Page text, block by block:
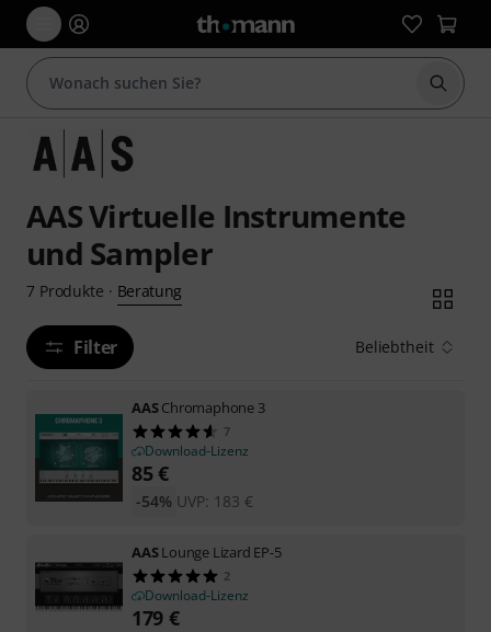
Suche
AAS Virtuelle Instrumente
und Sampler
7 Produkte · Beratung
Filter Beliebtheit
AASChromaphone 3
7
Download-Lizenz
85€
UVP: 183 €
-54%
AASLounge Lizard EP-5
2
Download-Lizenz
179 €